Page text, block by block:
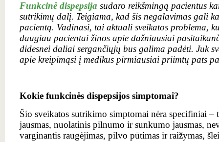
Funkcinė dispepsija sudaro reikšmingą pacientus
sutrikimų dalį. Teigiama, kad šis negalavimas gali
pacientą. Vadinasi, tai aktuali sveikatos problema,
daugiau pacientai žinos apie dažniausiai
didesnei daliai sergančiųjų bus galima padėti. Juk
apie kreipimąsi į medikus pirmiausiai priimtų pats
Kokie funkcinės dispepsijos simptomai?
Šio sveikatos sutrikimo simptomai nėra specifiniai –
jausmas, nuolatinis pilnumo ir sunkumo jausmas,
varginantis raugėjimas, pilvo pūtimas ir raižymas,